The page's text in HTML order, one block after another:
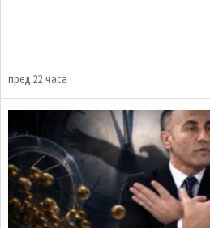
пред 22 часа